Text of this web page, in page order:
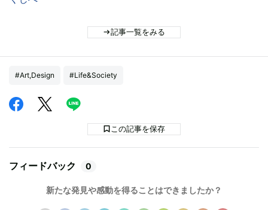
記事一覧をみる
#Art,Design #Life&Society
この記事を保存
フィードバック 0
新たな発見や感動を得ることはできましたか？